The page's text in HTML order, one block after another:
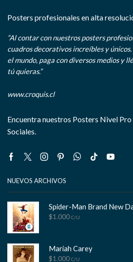
Posters profesionales en alta
“Al contar con nuestros posters
cuadros decorativos increíbles y
el mundo, paga con diversos medios y
tú quieras.”
www.croquis.cl
Encuentra nuestros Posters Nivel Pro
Sociales.
Facebook
TwitterInstagram
PinterestWhatsapp
Tik- Youtube
NUEVOS ARCHIVOS
Spider-Man Brand New
$1.000 C/U
Mariah Carey
$1.000 C/U